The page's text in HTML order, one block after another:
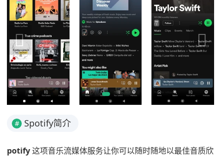
# Spotify简介
potify这项音乐流媒体服务让你可以随时随地以最佳音质欣